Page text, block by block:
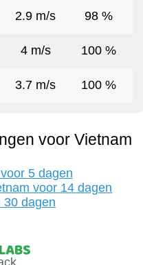
2.9 m/s 98 %
4 m/s 100 %
3.7 m/s 100 %
voor Vietnam
5 dagen
voor 14 dagen
30 dagen